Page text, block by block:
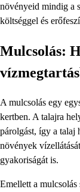
növényeid mindig a
költséggel és
Mulcsolás:
A mulcsolás egy
kertben. A talajra
párolgást, így a talaj
növények
gyakoriságát is.
Emellett a mulcsolás